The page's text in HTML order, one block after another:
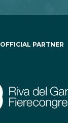
OFFICIAL PARTNER